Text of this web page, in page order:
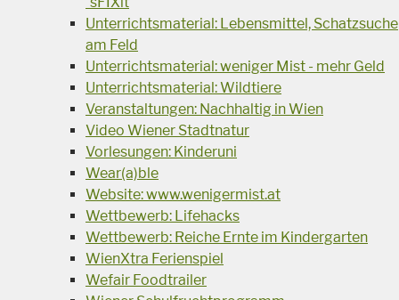
Unterrichtsmaterial: Lebensmittel, Schatzsuche
am Feld
Unterrichtsmaterial: weniger Mist - mehr Geld
Unterrichtsmaterial: Wildtiere
Veranstaltungen: Nachhaltig in Wien
Video Wiener Stadtnatur
Vorlesungen: Kinderuni
Wear(a)ble
Website: www.wenigermist.at
Wettbewerb: Lifehacks
Wettbewerb: Reiche Ernte im Kindergarten
WienXtra Ferienspiel
Wefair Foodtrailer